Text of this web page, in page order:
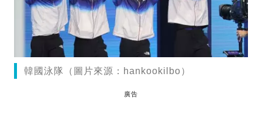
韓國泳隊（圖片來源：hankookilbo）
廣告